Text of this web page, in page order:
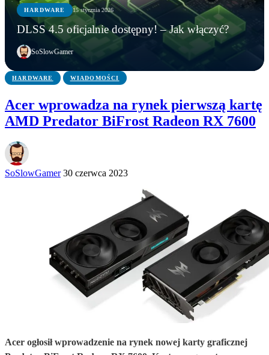
HARDWARE 15 stycznia 2026
DLSS 4.5 oficjalnie dostępny! – Jak włączyć?
SoSlowGamer
HARDWARE
Zbuduj swój własny Steam Machine
GRY
CS2 – jak zwiększyć FPS w 2026? Najlepsze
ustawienia + config
HARDWARE
DLSS 4.5 oficjalnie dostępny! – Jak włączyć?
HARDWARE WIADOMOŚCI
Acer wprowadza na rynek pierwszą kartę
AMD Predator BiFrost Radeon RX 7600
SoSlowGamer 30 czerwca 2023
Acer ogłosił wprowadzenie na rynek nowej karty graficznej